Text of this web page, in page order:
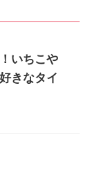
いちこや
きなタイ